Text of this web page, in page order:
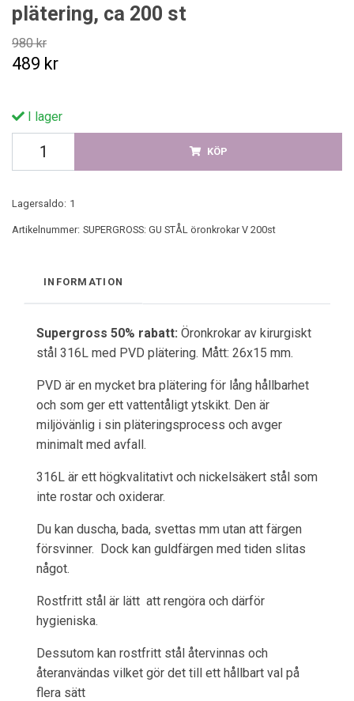
plätering, ca 200 st
980 kr
489 kr
I lager
KÖP
Lagersaldo: 1
Artikelnummer: SUPERGROSS: GU STÅL öronkrokar V 200st
INFORMATION
Supergross 50% rabatt: Öronkrokar av kirurgiskt
stål 316L med PVD plätering. Mått: 26x15 mm.
PVD är en mycket bra plätering för lång hållbarhet
och som ger ett vattentåligt ytskikt. Den är
miljövänlig i sin pläteringsprocess och avger
minimalt med avfall.
316L är ett högkvalitativt och nickelsäkert stål som
inte rostar och oxiderar.
Du kan duscha, bada, svettas mm utan att färgen
försvinner. Dock kan guldfärgen med tiden slitas
något.
Rostfritt stål är lätt att rengöra och därför
hygieniska.
Dessutom kan rostfritt stål återvinnas och
återanvändas vilket gör det till ett hållbart val på
flera sätt